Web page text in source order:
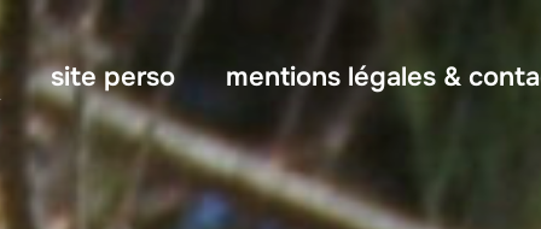
site perso mentions légales &